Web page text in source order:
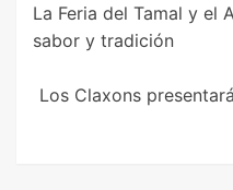
navigation
La Feria del Tamal y el
sabor y tradición
Los Claxons